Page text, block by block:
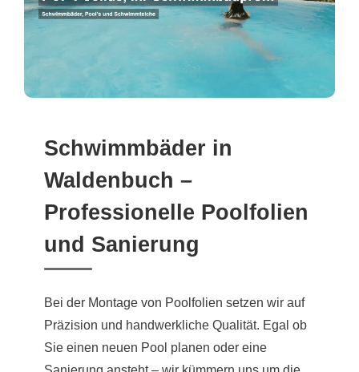
Schwimmbäder in
Waldenbuch –
Professionelle Poolfolien
und Sanierung
Bei der Montage von Poolfolien setzen wir auf
Präzision und handwerkliche Qualität. Egal ob
Sie einen neuen Pool planen oder eine